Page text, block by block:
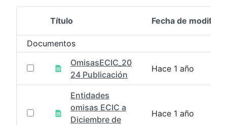
Selección del elemento
Título Fecha de
Documentos
OmisasECIC_20
24 Publicación
Hace 1 año
Entidades
omisas ECIC a
Diciembre de
Hace 1 año